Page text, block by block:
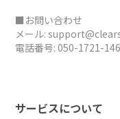
■お問い合わせ
メール:
電話番号: 050-1721-
サービスについて